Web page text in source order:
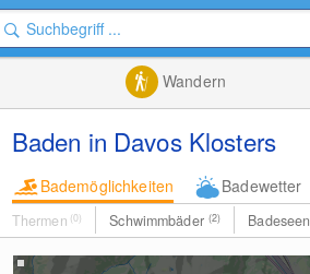
Wandern
Baden in Davos Klosters
Bademöglichkeiten Badewetter
Thermen (0) Schwimmbäder (2)